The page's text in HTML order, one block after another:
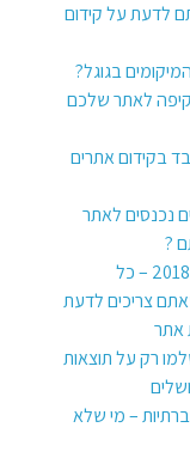
לדעת על קידום
בגוגל?
לאתר שלכם
בקידום אתרים
נכנסים לאתר
?
קידום אתרים 2018 – כל
צריכים לדעת
אתר
רק על תוצאות
– מי שלא